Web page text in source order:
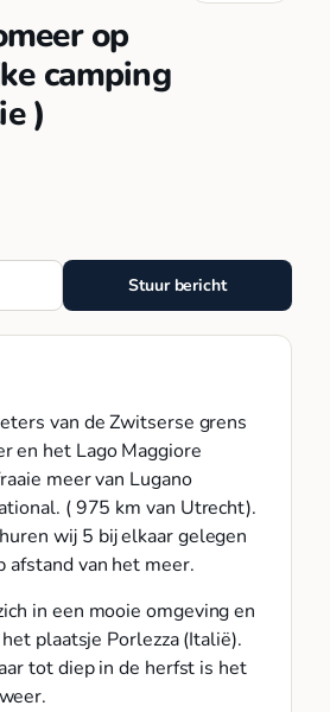
op
camping
)
Stuur bericht
van de Zwitserse grens
en het Lago Maggiore
meer van Lugano
( 975 km van Utrecht).
wij 5 bij elkaar gelegen
afstand van het meer.
in een mooie omgeving en
plaatsje Porlezza (Italië).
tot diep in de herfst is het